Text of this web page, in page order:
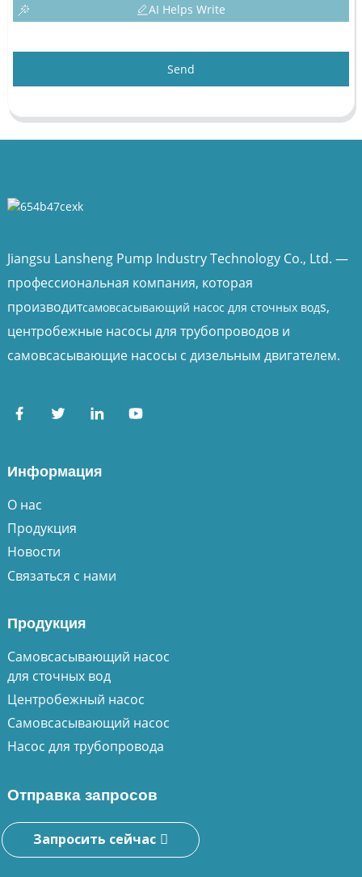
AI Helps Write
Send
Jiangsu Lansheng Pump Industry Technology Co., Ltd. —
профессиональная компания, которая
производитсамовсасывающий насос для сточных водs,
центробежные насосы для трубопроводов и
самовсасывающие насосы с дизельным двигателем.
Информация
О нас
Продукция
Новости
Связаться с нами
Продукция
Самовсасывающий насос
для сточных вод
Центробежный насос
Самовсасывающий насос
Насос для трубопровода
Отправка запросов
Запросить сейчас